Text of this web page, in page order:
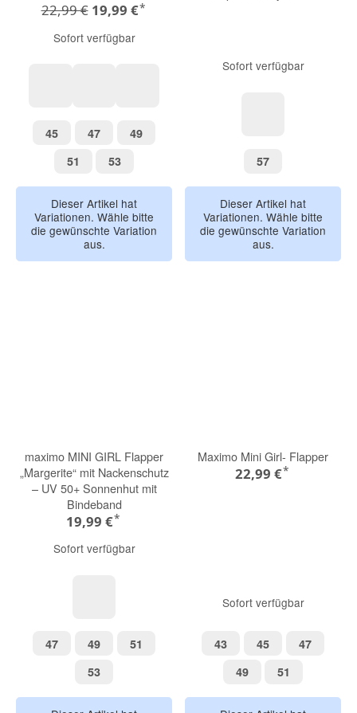
22,99 € 19,99 €*
Sofort verfügbar
4545 4747 4949
51
5353
Dieser Artikel hat
Variationen. Wähle bitte
die gewünschte Variation
aus.
Sofort verfügbar
5757
Dieser Artikel hat
Variationen. Wähle bitte
die gewünschte Variation
aus.
maximo MINI GIRL Flapper
„Margerite“ mit Nackenschutz
– UV 50+ Sonnenhut mit
Bindeband
19,99 €*
Sofort verfügbar
4747 4949 51
5353
Maximo Mini Girl- Flapper
22,99 €*
Sofort verfügbar
4343 4545 4747
4949 51